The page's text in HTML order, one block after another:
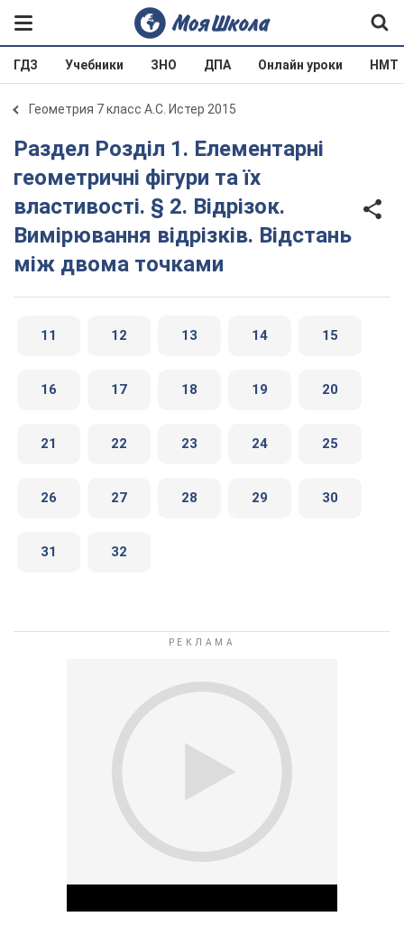
ГДЗ Учебники ЗНО ДПА Онлайн уроки НМТ
Геометрия 7 класс А.С. Истер 2015
Раздел Розділ 1. Елементарні
геометричні фігури та їх
властивості. § 2. Відрізок.
Вимірювання відрізків. Відстань
між двома точками
11 12 13 14 15
16 17 18 19 20
21 22 23 24 25
26 27 28 29 30
31 32